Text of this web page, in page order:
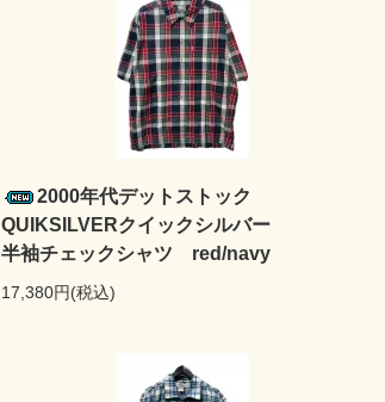
2000年代デットストック
QUIKSILVERクイックシルバー
半袖チェックシャツ red/navy
17,380円(税込)